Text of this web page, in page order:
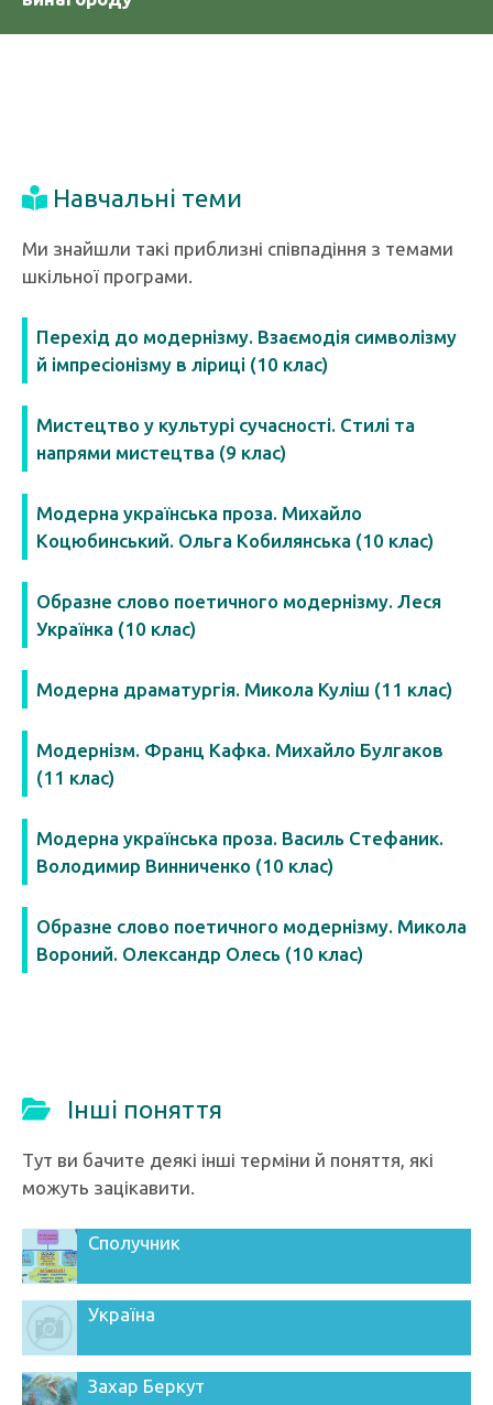
Навчальні теми
Ми знайшли такі приблизні співпадіння з темами
шкільної програми.
Перехід до модернізму. Взаємодія символізму
й імпресіонізму в ліриці (10 клас)
Мистецтво у культурі сучасності. Стилі та
напрями мистецтва (9 клас)
Модерна українська проза. Михайло
Коцюбинський. Ольга Кобилянська (10 клас)
Образне слово поетичного модернізму. Леся
Українка (10 клас)
Модерна драматургія. Микола Куліш (11 клас)
Модернізм. Франц Кафка. Михайло Булгаков
(11 клас)
Модерна українська проза. Василь Стефаник.
Володимир Винниченко (10 клас)
Образне слово поетичного модернізму. Микола
Вороний. Олександр Олесь (10 клас)
Інші поняття
Тут ви бачите деякі інші терміни й поняття, які
можуть зацікавити.
Сполучник
Україна
Захар Беркут